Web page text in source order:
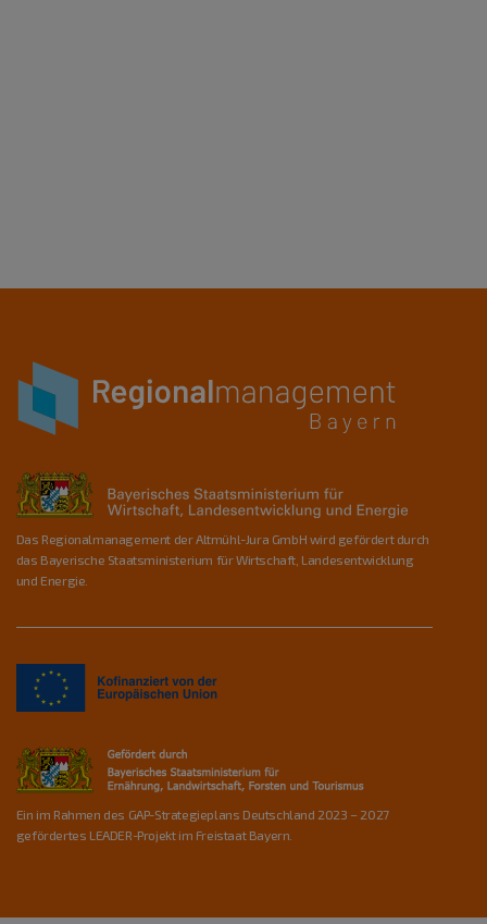
Das Regionalmanagement der Altmühl-Jura GmbH wird gefördert durch
das Bayerische Staatsministerium für Wirtschaft, Landesentwicklung
und Energie.
Ein im Rahmen des GAP-Strategieplans Deutschland 2023 – 2027
gefördertes LEADER-Projekt im Freistaat Bayern.